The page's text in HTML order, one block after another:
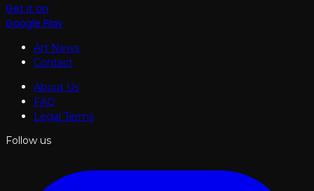
Get it on
Google Play
Art News
Contact
About Us
FAQ
Legal Terms
Follow us